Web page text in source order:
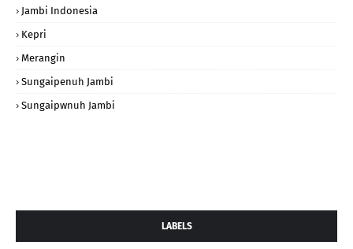
Jambi Indonesia
Kepri
Merangin
Sungaipenuh Jambi
Sungaipwnuh Jambi
LABELS